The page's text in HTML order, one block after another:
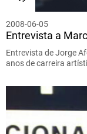
2008-06-05
Entrevista a
Entrevista de Jorge
anos de carreira